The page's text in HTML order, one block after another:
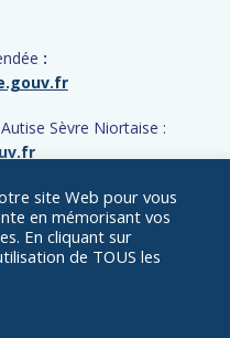
:
Sèvre Niortaise :
site Web pour vous
en mémorisant vos
En cliquant sur
de TOUS les